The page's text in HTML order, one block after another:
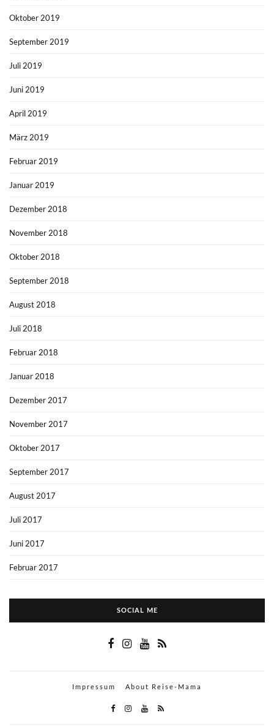
Oktober 2019
September 2019
Juli 2019
Juni 2019
April 2019
März 2019
Februar 2019
Januar 2019
Dezember 2018
November 2018
Oktober 2018
September 2018
August 2018
Juli 2018
Februar 2018
Januar 2018
Dezember 2017
November 2017
Oktober 2017
September 2017
August 2017
Juli 2017
Juni 2017
Februar 2017
SOCIAL ME
Impressum About Reise-Mama